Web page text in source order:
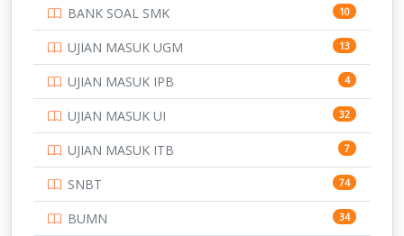
133
SMA 146
SMK 231
SMP 134
STIP 2
153
345
BANK SOAL SMK 10
UJIAN MASUK UGM 13
UJIAN MASUK IPB 4
UJIAN MASUK UI 32
UJIAN MASUK ITB 7
SNBT 74
BUMN 34